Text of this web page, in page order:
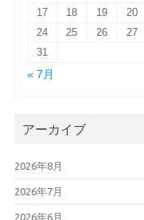
17
18 19 20
24
25 26 27
31
« 7月
アーカイブ
2026年8月
2026年7月
2026年6月